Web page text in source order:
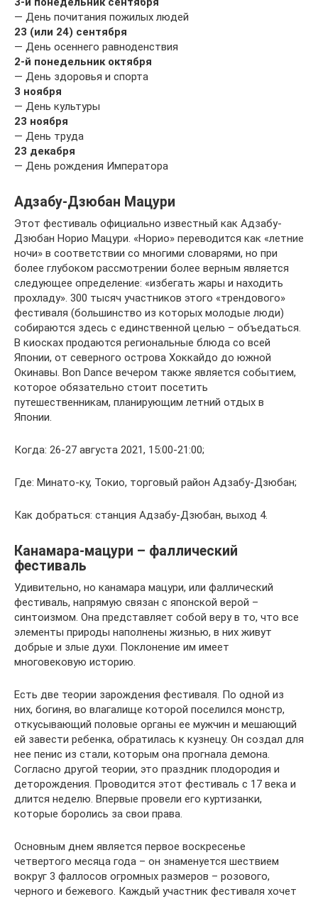
— День почитания пожилых людей
23 (или 24) сентября
— День осеннего равноденствия
2-й понедельник октября
— День здоровья и спорта
3 ноября
— День культуры
23 ноября
— День труда
23 декабря
— День рождения Императора
Адзабу-Дзюбан Мацури
Этот фестиваль официально известный как Адзабу-
Дзюбан Норио Мацури. «Норио» переводится как «летние
ночи» в соответствии со многими словарями, но при
более глубоком рассмотрении более верным является
следующее определение: «избегать жары и находить
прохладу». 300 тысяч участников этого «трендового»
фестиваля (большинство из которых молодые люди)
собираются здесь с единственной целью – объедаться.
В киосках продаются региональные блюда со всей
Японии, от северного острова Хоккайдо до южной
Окинавы. Bon Dance вечером также является событием,
которое обязательно стоит посетить
путешественникам, планирующим летний отдых в
Японии.
Когда: 26-27 августа 2021, 15:00-21:00;
Где: Минато-ку, Токио, торговый район Адзабу-Дзюбан;
Как добраться: станция Адзабу-Дзюбан, выход 4.
Канамара-мацури – фаллический
фестиваль
Удивительно, но канамара мацури, или фаллический
фестиваль, напрямую связан с японской верой –
синтоизмом. Она представляет собой веру в то, что все
элементы природы наполнены жизнью, в них живут
добрые и злые духи. Поклонение им имеет
многовековую историю.
Есть две теории зарождения фестиваля. По одной из
них, богиня, во влагалище которой поселился монстр,
откусывающий половые органы ее мужчин и мешающий
ей завести ребенка, обратилась к кузнецу. Он создал для
нее пенис из стали, которым она прогнала демона.
Согласно другой теории, это праздник плодородия и
деторождения. Проводится этот фестиваль с 17 века и
длится неделю. Впервые провели его куртизанки,
которые боролись за свои права.
Основным днем является первое воскресенье
четвертого месяца года – он знаменуется шествием
вокруг 3 фаллосов огромных размеров – розового,
черного и бежевого. Каждый участник фестиваля хочет